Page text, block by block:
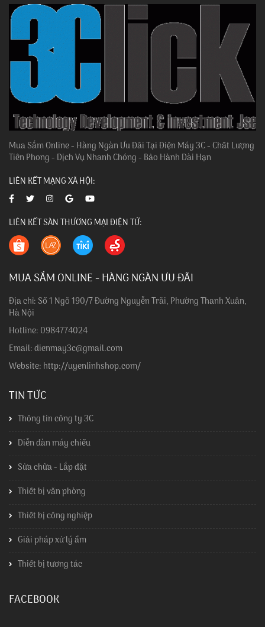
Mua Sắm Online - Hàng Ngàn Ưu Đãi Tại Điện Máy 3C - Chất Lượng
Tiên Phong - Dịch Vụ Nhanh Chóng - Bảo Hành Dài Hạn
LIÊN KẾT MẠNG XÃ HỘI:
LIÊN KẾT SÀN THƯƠNG MẠI ĐIỆN TỬ:
MUA SẮM ONLINE - HÀNG NGÀN ƯU ĐÃI
Địa chỉ: Số 1 Ngõ 190/7 Đường Nguyễn Trãi, Phường Thanh Xuân,
Hà Nội
Hotline: 0984774024
Email: dienmay3c@gmail.com
Website: http://uyenlinhshop.com/
TIN TỨC
Thông tin công ty 3C
Diễn đàn máy chiếu
Sửa chữa - Lắp đặt
Thiết bị văn phòng
Thiết bị công nghiệp
Giải pháp xử lý ẩm
Thiết bị tương tác
FACEBOOK